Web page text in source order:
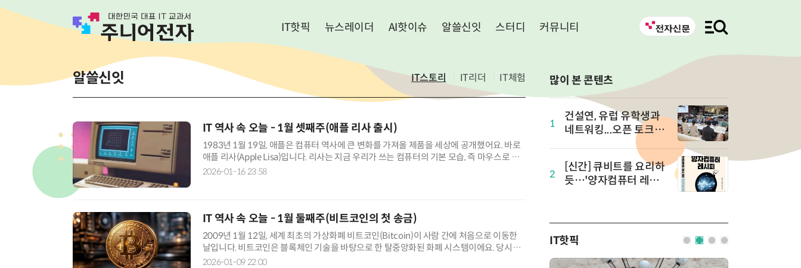
IT핫픽 뉴스레이더 AI핫이슈 알쓸신잇 스터디 커뮤니티
알쓸신잇 IT스토리 IT리더 IT체험
IT 역사 속 오늘 - 1월 셋째주(애플 리사 출시)
1983년 1월 19일, 애플은 컴퓨터 역사에 큰 변화를 가져올 제품을 세상에 공개했어요. 바로
애플 리사(Apple Lisa)입니다. 리사는 지금 우리가 쓰는 컴퓨터의 기본 모습, 즉 마우스로 클
릭하고 아이콘을 누르는 방식을 처음으로 상용화한 컴퓨터였어요. 글자만 치
2026-01-16 23:58
IT 역사 속 오늘 - 1월 둘째주(비트코인의 첫 송금)
2009년 1월 12일, 세계 최초의 가상화폐 비트코인(Bitcoin)이 사람 간에 처음으로 이동한
날입니다. 비트코인은 블록체인 기술을 바탕으로 한 탈중앙화된 화폐 시스템이에요. 당시에
는 인터넷에서만 존재하는 가상의 돈에 불과했지만, 오늘날 수조 달러 가치의 시장으로
2026-01-09 22:00
많이 본 콘텐츠
1
건설연, 유럽 유학생과
네트워킹...오픈 토크 in
2
[신간] 큐비트를 요리하
듯…'양자컴퓨터 레시
IT핫픽